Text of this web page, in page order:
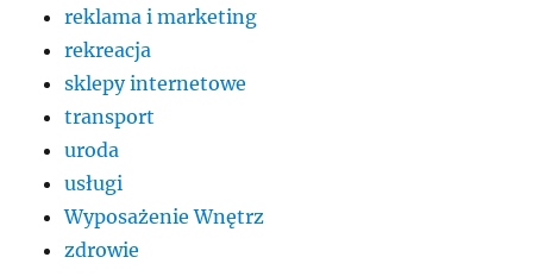
reklama i marketing
rekreacja
sklepy internetowe
transport
uroda
usługi
Wyposażenie Wnętrz
zdrowie